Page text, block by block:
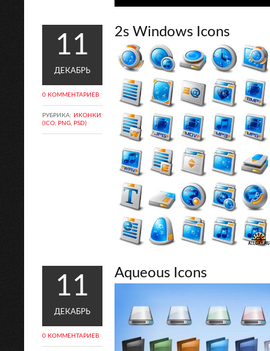
11
ДЕКАБРЬ
0 КОММЕНТАРИЕВ
РУБРИКА: ИКОНКИ
(ICO, PNG, PSD)
2s Windows Icons
11
ДЕКАБРЬ
0 КОММЕНТАРИЕВ
Aqueous Icons